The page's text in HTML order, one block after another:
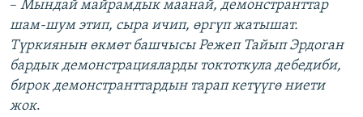
ЫҢГАЙСЫЗ СУРООЛОР
ЭЕ/АРнун бардык сайттары
– Мындай майрамдык маанай, демонстранттар
шам-шум этип, сыра ичип, өргүп жатышат.
Түркиянын өкмөт башчысы Режеп Тайып Эрдоган
бардык демонстрацияларды токтоткула дебедиби,
бирок демонстранттардын тарап кетүүгө ниети
жок.